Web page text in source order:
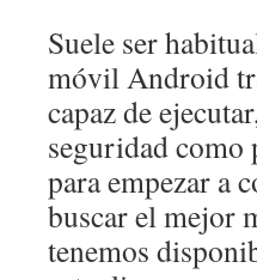
Suele ser
móvil Android
capaz de
seguridad como
para empezar a
buscar el mejor
tenemos